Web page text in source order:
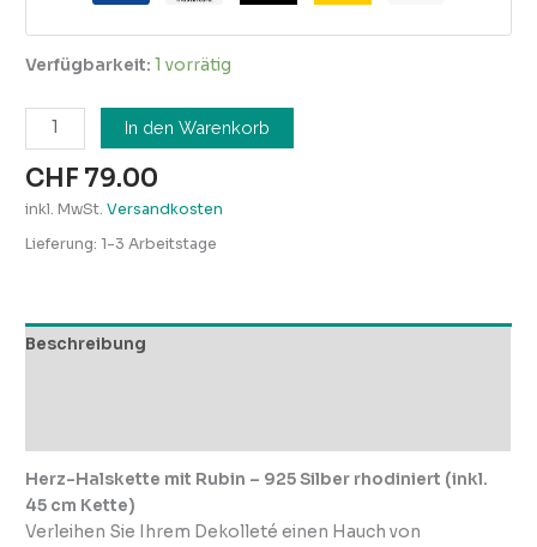
Verfügbarkeit: 1 vorrätig
In den Warenkorb
CHF 79.00
inkl. MwSt. Versandkosten
Lieferung:1-3 Arbeitstage
Beschreibung
Herz-Halskette mit Rubin – 925 Silber rhodiniert (inkl.
45 cm Kette)
Verleihen Sie Ihrem Dekolleté einen Hauch von